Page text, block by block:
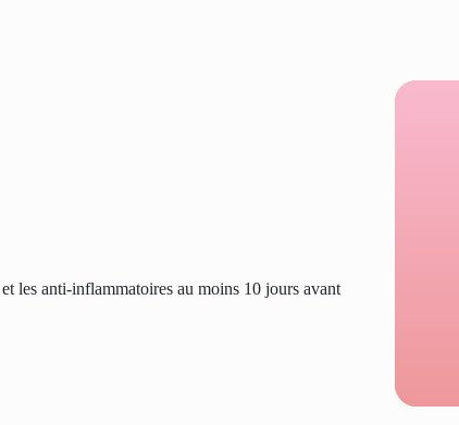
les anti-inflammatoires au moins 10 jours avant